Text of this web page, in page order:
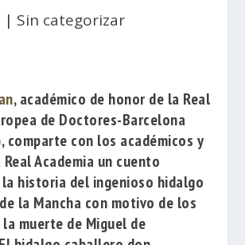
| Sin categorizar
, académico de honor de la Real
de Doctores-Barcelona
comparte con los académicos y
Academia un cuento
historia del ingenioso hidalgo
la Mancha con motivo de los
muerte de Miguel de